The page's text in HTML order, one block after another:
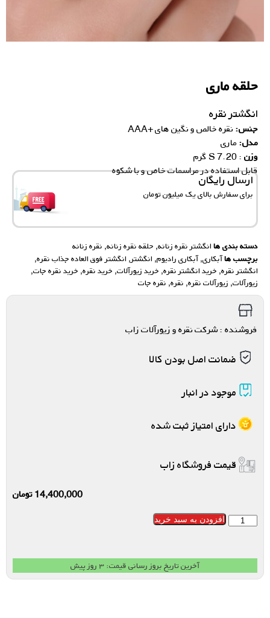
حلقه ماری
انگشتر نقره
جنس: نقره خالص و نگین های +AAA
مدل: ماری
وزن : 7.20 S گرم
قابل استفاده در مراسمات خاص و با شکوه
ارسال رایگان
برای سفارش‌ بالای یک میلیون تومان
دسته بندی ها انگشتر نقره زنانه, حلقه نقره زنانه, نقره زنانه
برچسب هاآبکاری,آبکاری رادیوم, انگشتر, انگشتر فوق العاده جذاب نقره,
انگشتر نقره, خرید انگشتر نقره, خرید زیورآلات, خرید نقره, خرید نقره جات,
زیورآلات, زیورآلات نقره, نقره, نقره جات
فروشنده : شرکت نقره و زیورآلات زاب
ضمانت اصل بودن کالا
موجود در انبار
دارای امتیاز ثبت شده
قیمت فروشگاه زاب
14,400,000تومان
افزودن به سبد خرید
آخرین تاریخ بروز رسانی قیمت: ۳ روز پیش